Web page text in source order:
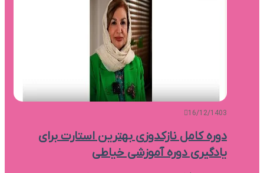
16/12/1403
دوره کامل نازکدوزی بهترین استارت برای
یادگیری دوره آموزشی خیاطی